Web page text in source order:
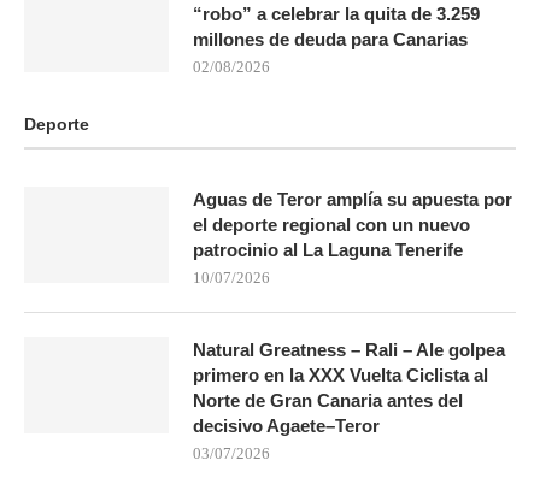
“robo” a celebrar la quita de 3.259
millones de deuda para Canarias
02/08/2026
Deporte
Aguas de Teror amplía su apuesta por
el deporte regional con un nuevo
patrocinio al La Laguna Tenerife
10/07/2026
Natural Greatness – Rali – Ale golpea
primero en la XXX Vuelta Ciclista al
Norte de Gran Canaria antes del
decisivo Agaete–Teror
03/07/2026